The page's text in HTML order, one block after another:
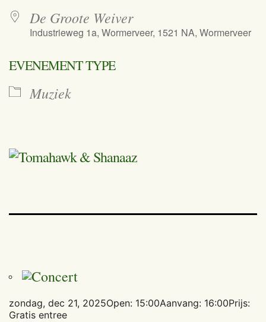
De Groote Weiver
Industrieweg 1a, Wormerveer, 1521 NA, Wormerveer
EVENEMENT TYPE
Muziek
zondag, dec 21, 2025Open: 15:00Aanvang: 16:00Prijs:
Gratis entree